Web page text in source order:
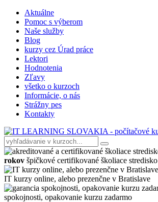
Aktuálne
Pomoc s výberom
Naše služby
Blog
kurzy cez Úrad práce
Lektori
Hodnotenia
Zľavy
všetko o kurzoch
Informácie, o nás
Strážny pes
Kontakty
rokov špičkové certifikované školiace stredisko
IT kurzy online, alebo prezenčne v Bratislave
spokojnosti, opakovanie kurzu zadarmo